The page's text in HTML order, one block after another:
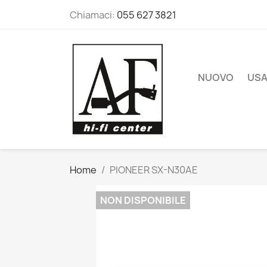
Chiamaci: 055 627 3821
NUOVO
Home PIONEER SX-N30AE
NON DISPONIBILE